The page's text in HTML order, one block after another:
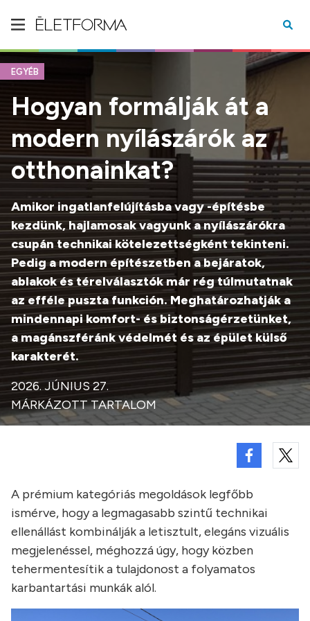
EGYÉB
Hogyan formálják át a
modern nyílászárók az
otthonainkat?
Amikor ingatlanfelújításba vagy -építésbe
kezdünk, hajlamosak vagyunk a nyílászárókra
csupán technikai kötelezettségként tekinteni.
Pedig a modern építészetben a bejáratok,
ablakok és térelválasztók már rég túlmutatnak
az efféle puszta funkción. Meghatározhatják a
mindennapi komfort- és biztonságérzetünket,
a magánszféránk védelmét és az épület külső
karakterét.
2026. JÚNIUS 27.
MÁRKÁZOTT TARTALOM
A prémium kategóriás megoldások legfőbb
ismérve, hogy a legmagasabb szintű technikai
ellenállást kombinálják a letisztult, elegáns vizuális
megjelenéssel, méghozzá úgy, hogy közben
tehermentesítik a tulajdonost a folyamatos
karbantartási munkák alól.